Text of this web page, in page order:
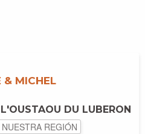
& MICHEL
DU LUBERON
NUESTRA REGIÓN